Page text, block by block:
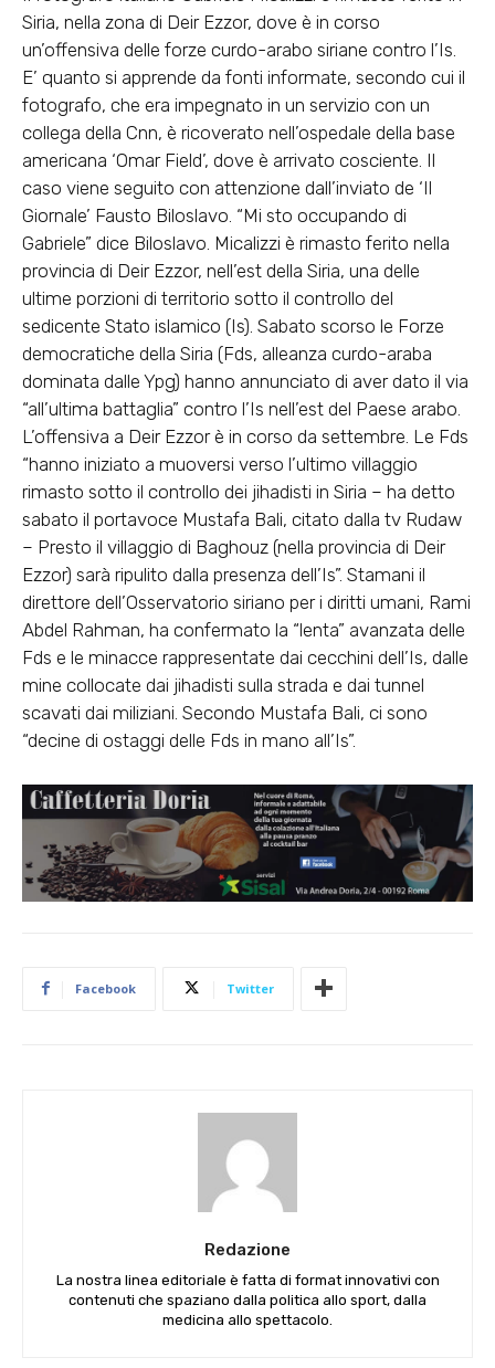
Siria, nella zona di Deir Ezzor, dove è in corso
un’offensiva delle forze curdo-arabo siriane contro l’Is.
E’ quanto si apprende da fonti informate, secondo cui il
fotografo, che era impegnato in un servizio con un
collega della Cnn, è ricoverato nell’ospedale della base
americana ‘Omar Field’, dove è arrivato cosciente. Il
caso viene seguito con attenzione dall’inviato de ‘Il
Giornale’ Fausto Biloslavo. “Mi sto occupando di
Gabriele” dice Biloslavo. Micalizzi è rimasto ferito nella
provincia di Deir Ezzor, nell’est della Siria, una delle
ultime porzioni di territorio sotto il controllo del
sedicente Stato islamico (Is). Sabato scorso le Forze
democratiche della Siria (Fds, alleanza curdo-araba
dominata dalle Ypg) hanno annunciato di aver dato il via
“all’ultima battaglia” contro l’Is nell’est del Paese arabo.
L’offensiva a Deir Ezzor è in corso da settembre. Le Fds
“hanno iniziato a muoversi verso l’ultimo villaggio
rimasto sotto il controllo dei jihadisti in Siria – ha detto
sabato il portavoce Mustafa Bali, citato dalla tv Rudaw
– Presto il villaggio di Baghouz (nella provincia di Deir
Ezzor) sarà ripulito dalla presenza dell’Is”. Stamani il
direttore dell’Osservatorio siriano per i diritti umani, Rami
Abdel Rahman, ha confermato la “lenta” avanzata delle
Fds e le minacce rappresentate dai cecchini dell’Is, dalle
mine collocate dai jihadisti sulla strada e dai tunnel
scavati dai miliziani. Secondo Mustafa Bali, ci sono
“decine di ostaggi delle Fds in mano all’Is”.
Facebook Twitter
Redazione
La nostra linea editoriale è fatta di format innovativi con
contenuti che spaziano dalla politica allo sport, dalla
medicina allo spettacolo.